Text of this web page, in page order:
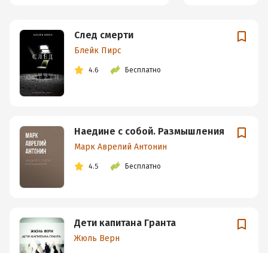
След смерти
Блейк Пирс
4.6 Бесплатно
Наедине с собой. Размышления
Марк Аврелий Антонин
4.5 Бесплатно
Дети капитана Гранта
Жюль Верн